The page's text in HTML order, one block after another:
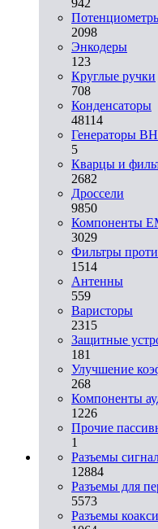
2098
Энкодеры
123
Круглые ручки
708
Конденсаторы
48114
Генераторы ВН
5
Кварцы и
2682
Дроссели
9850
Компоненты
3029
Фильтры
1514
Антенны
559
Варисторы
2315
Защитные
181
Улучшение
268
Компоненты
1226
Прочие
1
Разъeмы
12884
Разъeмы для
5573
Разъeмы